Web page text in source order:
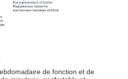
de fonction et de